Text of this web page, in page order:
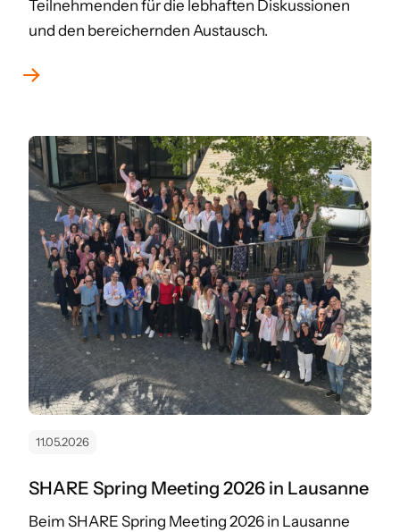
Teilnehmenden für die lebhaften Diskussionen
und den bereichernden Austausch.
11.05.2026
SHARE Spring Meeting 2026 in Lausanne
Beim SHARE Spring Meeting 2026 in Lausanne